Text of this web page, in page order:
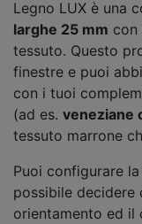
Legno LUX è una
larghe 25 mm con
tessuto. Questo
finestre e puoi
con i tuoi
(ad es. veneziane
tessuto marrone
Puoi configurare
possibile decidere
orientamento ed il